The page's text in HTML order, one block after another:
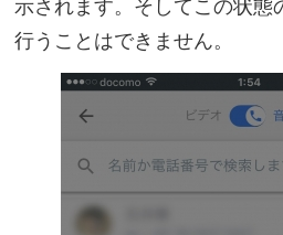
示されます。そしてこの状態
行うことはできません。